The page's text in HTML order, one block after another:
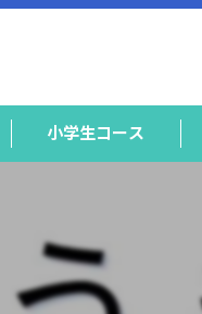
小学生コース